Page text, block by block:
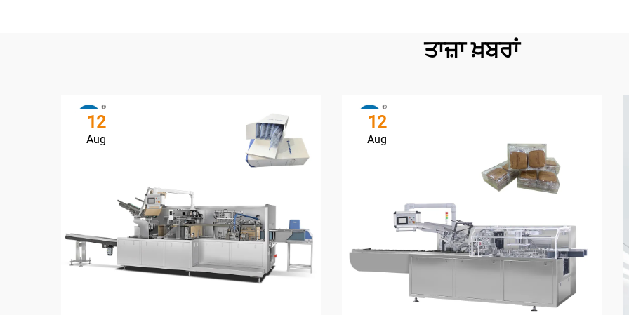
ਤਾਜ਼ਾ ਖ਼ਬਰਾਂ
12
Aug
12
Aug